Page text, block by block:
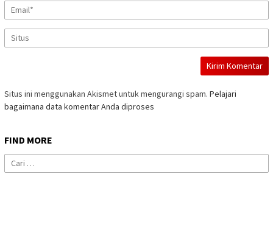
Situs ini menggunakan Akismet untuk mengurangi spam. Pelajari
bagaimana data komentar Anda diproses
FIND MORE
Cari
untuk: